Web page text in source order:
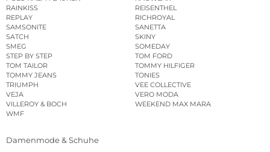
RAINKISS
REISENTHEL
REPLAY
RICHROYAL
SAMSONITE
SANETTA
SATCH
SKINY
SMEG
SOMEDAY
STEP BY STEP
TOM FORD
TOM TAILOR
TOMMY HILFIGER
TOMMY JEANS
TONIES
TRIUMPH
VEE COLLECTIVE
VEJA
VERO MODA
VILLEROY & BOCH
WEEKEND MAX MARA
WMF
Damenmode & Schuhe